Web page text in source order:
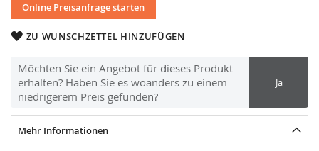
Online Preisanfrage starten
ZU WUNSCHZETTEL HINZUFÜGEN
Möchten Sie ein Angebot für dieses Produkt
erhalten? Haben Sie es woanders zu einem
niedrigerem Preis gefunden?
Ja
Mehr Informationen